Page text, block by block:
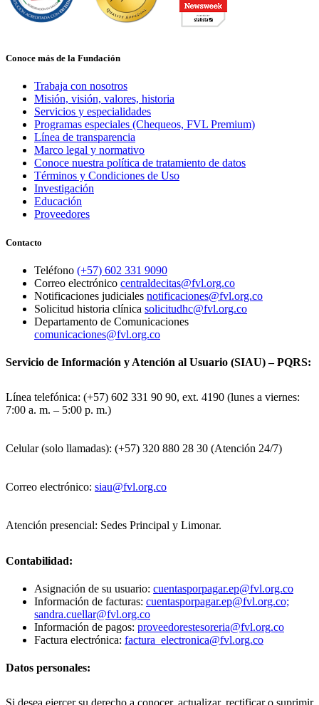
Conoce más de la Fundación
Trabaja con nosotros
Misión, visión, valores, historia
Servicios y especialidades
Programas especiales (Chequeos, FVL Premium)
Línea de transparencia
Marco legal y normativo
Conoce nuestra política de tratamiento de datos
Términos y Condiciones de Uso
Investigación
Educación
Proveedores
Contacto
Teléfono (+57) 602 331 9090
Correo electrónico centraldecitas@fvl.org.co
Notificaciones judiciales notificaciones@fvl.org.co
Solicitud historia clínica solicitudhc@fvl.org.co
Departamento de Comunicaciones
comunicaciones@fvl.org.co
Servicio de Información y Atención al Usuario (SIAU) – PQRS:
Línea telefónica: (+57) 602 331 90 90, ext. 4190 (lunes a viernes:
7:00 a. m. – 5:00 p. m.)
Celular (solo llamadas): (+57) 320 880 28 30 (Atención 24/7)
Correo electrónico: siau@fvl.org.co
Atención presencial: Sedes Principal y Limonar.
Contabilidad:
Asignación de su usuario: cuentasporpagar.ep@fvl.org.co
Información de facturas: cuentasporpagar.ep@fvl.org.co;
sandra.cuellar@fvl.org.co
Información de pagos: proveedorestesoreria@fvl.org.co
Factura electrónica: factura_electronica@fvl.org.co
Datos personales: